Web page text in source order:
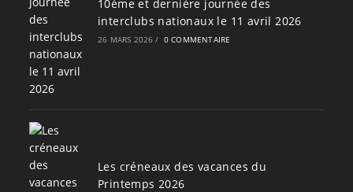
10ème et dernière journée des
interclubs nationaux le 11 avril 2026
26 MARS 2026 / 0 COMMENTAIRE
Les créneaux des vacances du
Printemps 2026